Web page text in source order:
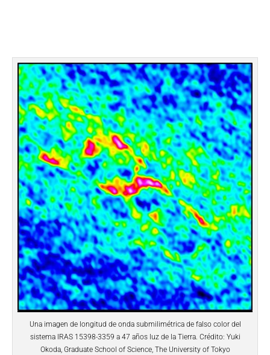
Una imagen de longitud de onda submilimétrica de falso color del
sistema IRAS 15398-3359 a 47 años luz de la Tierra. Crédito: Yuki
Okoda, Graduate School of Science, The University of Tokyo